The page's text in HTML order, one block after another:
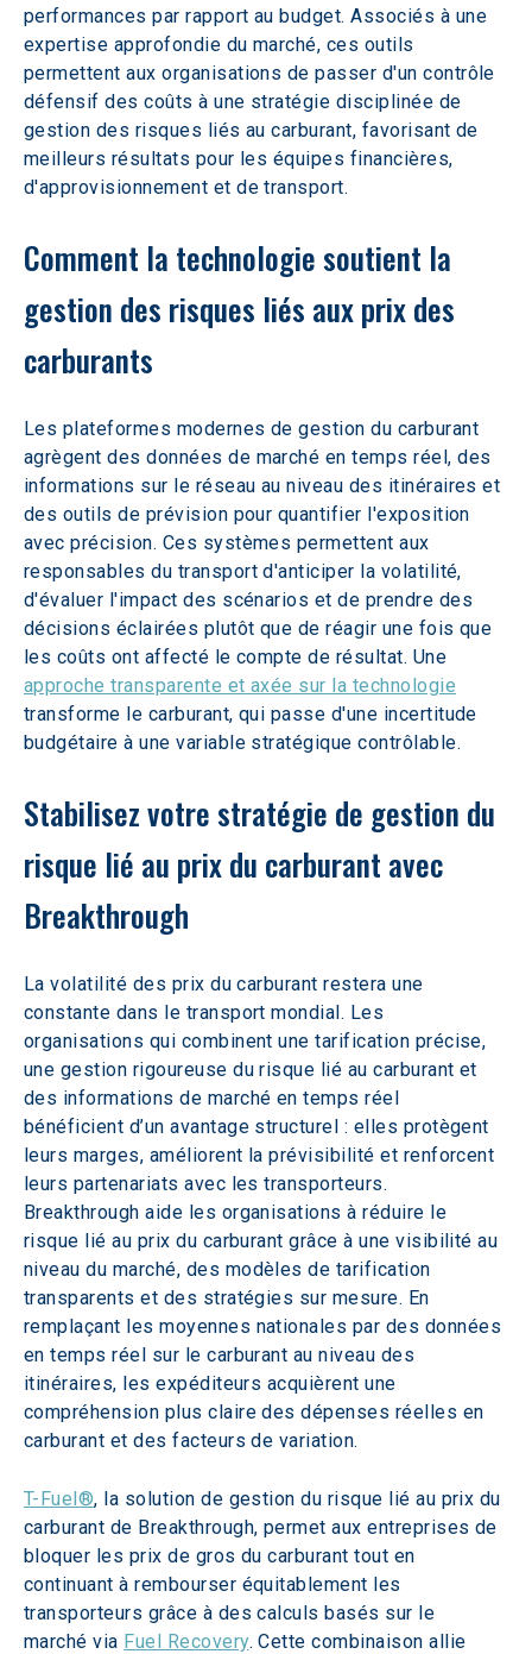
performances par rapport au budget. Associés à une
expertise approfondie du marché, ces outils
permettent aux organisations de passer d'un contrôle
défensif des coûts à une stratégie disciplinée de
gestion des risques liés au carburant, favorisant de
meilleurs résultats pour les équipes financières,
d'approvisionnement et de transport.
Comment la technologie soutient la
gestion des risques liés aux prix des
carburants
Les plateformes modernes de gestion du carburant
agrègent des données de marché en temps réel, des
informations sur le réseau au niveau des itinéraires et
des outils de prévision pour quantifier l'exposition
avec précision. Ces systèmes permettent aux
responsables du transport d'anticiper la volatilité,
d'évaluer l'impact des scénarios et de prendre des
décisions éclairées plutôt que de réagir une fois que
les coûts ont affecté le compte de résultat. Une
approche transparente et axée sur la technologie
transforme le carburant, qui passe d'une incertitude
budgétaire à une variable stratégique contrôlable.
Stabilisez votre stratégie de gestion du
risque lié au prix du carburant avec
Breakthrough
La volatilité des prix du carburant restera une
constante dans le transport mondial. Les
organisations qui combinent une tarification précise,
une gestion rigoureuse du risque lié au carburant et
des informations de marché en temps réel
bénéficient d’un avantage structurel : elles protègent
leurs marges, améliorent la prévisibilité et renforcent
leurs partenariats avec les transporteurs.
Breakthrough aide les organisations à réduire le
risque lié au prix du carburant grâce à une visibilité au
niveau du marché, des modèles de tarification
transparents et des stratégies sur mesure. En
remplaçant les moyennes nationales par des données
en temps réel sur le carburant au niveau des
itinéraires, les expéditeurs acquièrent une
compréhension plus claire des dépenses réelles en
carburant et des facteurs de variation.
T-Fuel®, la solution de gestion du risque lié au prix du
carburant de Breakthrough, permet aux entreprises de
bloquer les prix de gros du carburant tout en
continuant à rembourser équitablement les
transporteurs grâce à des calculs basés sur le
marché via Fuel Recovery. Cette combinaison allie